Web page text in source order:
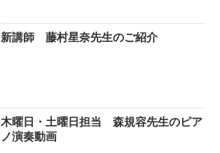
新講師 藤村星奈先生のご紹介
木曜日・土曜日担当 森規容先生のピア
ノ演奏動画